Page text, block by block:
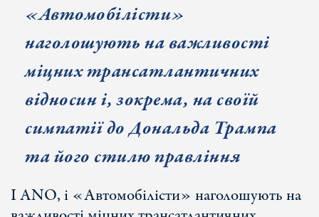
«Автомобілісти»
наголошують на важливості
міцних трансатлантичних
відносин і, зокрема, на своїй
симпатії до Дональда Трампа
та його стилю правління
І ANO, і «Автомобілісти» наголошують на